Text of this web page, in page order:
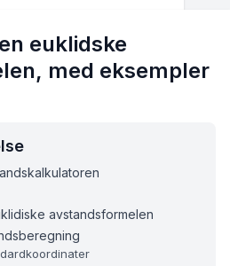
euklidske
med eksempler
avstandsformelen